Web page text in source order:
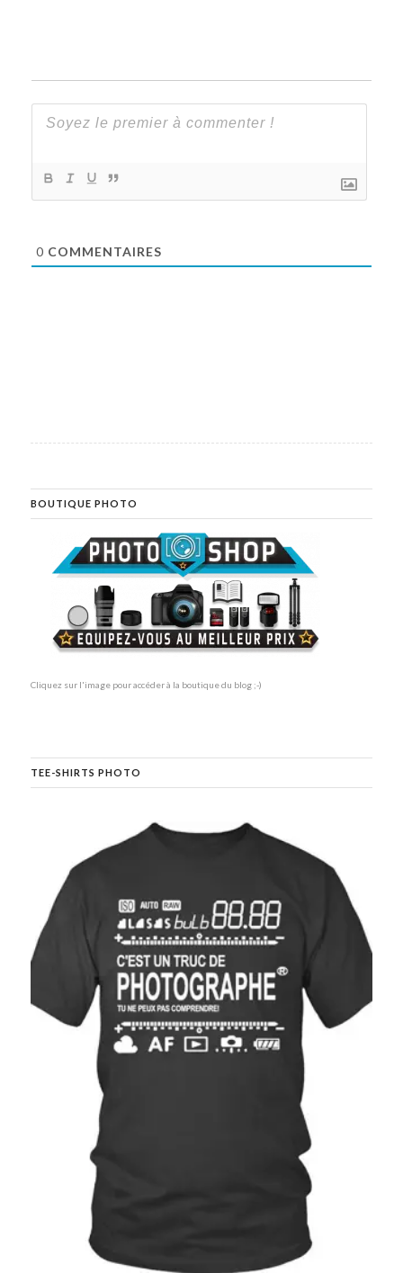
0 COMMENTAIRES
BOUTIQUE PHOTO
Cliquez sur l'image pour accéder à la boutique du blog ;-)
TEE-SHIRTS PHOTO